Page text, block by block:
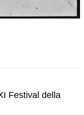
Festival della